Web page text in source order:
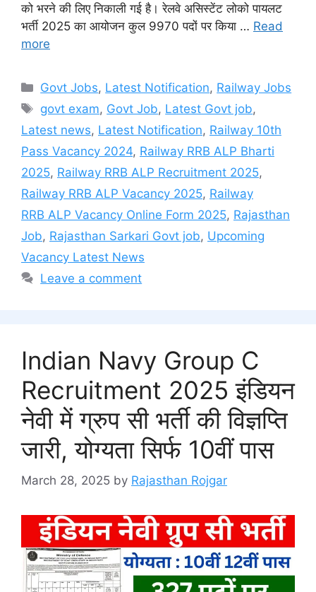
को भरने की लिए निकाली गई है। रेलवे असिस्टेंट लोको पायलट
भर्ती 2025 का आयोजन कुल 9970 पदों पर किया … Read
more
Categories
Govt Jobs, Latest Notification, Railway Jobs
Tags
govt exam, Govt Job, Latest Govt job,
Latest news, Latest Notification, Railway 10th
Pass Vacancy 2024, Railway RRB ALP Bharti
2025, Railway RRB ALP Recruitment 2025,
Railway RRB ALP Vacancy 2025, Railway
RRB ALP Vacancy Online Form 2025, Rajasthan
Job, Rajasthan Sarkari Govt job, Upcoming
Vacancy Latest News
Leave a comment
Indian Navy Group C
Recruitment 2025 इंडियन
नेवी में ग्रुप सी भर्ती की विज्ञप्ति
जारी, योग्यता सिर्फ 10वीं पास
March 28, 2025 by Rajasthan Rojgar